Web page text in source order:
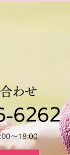
わせ
6262
～18:00